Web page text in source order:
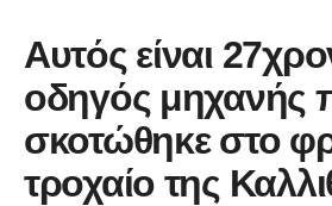
Αυτός είναι
οδηγός μηχανής
σκοτώθηκε στο
τροχαίο της